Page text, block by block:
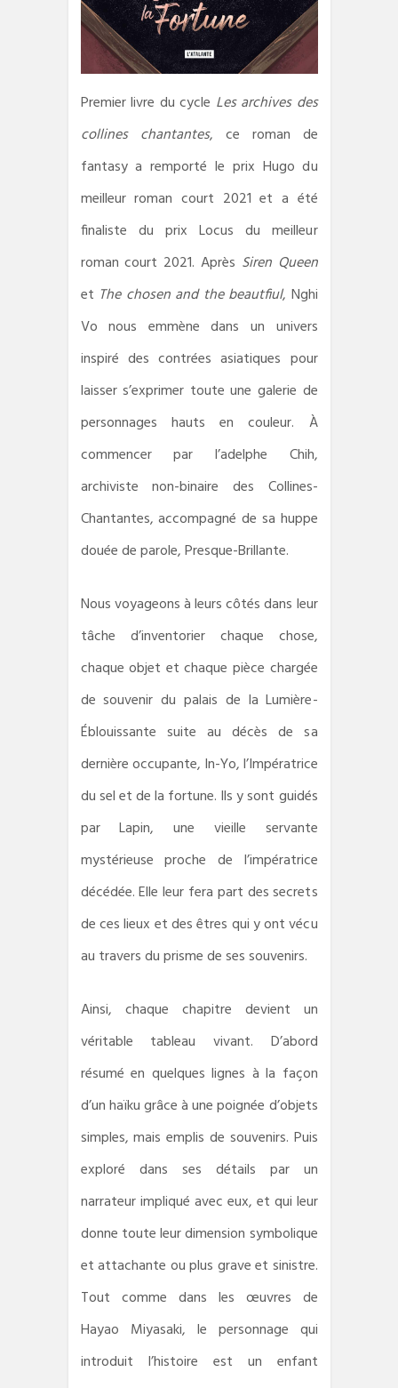
Premier livre du cycle Les archives des
collines chantantes, ce roman de
fantasy a remporté le prix Hugo du
meilleur roman court 2021 et a été
finaliste du prix Locus du meilleur
roman court 2021. Après Siren Queen
et The chosen and the beautfiul, Nghi
Vo nous emmène dans un univers
inspiré des contrées asiatiques pour
laisser s’exprimer toute une galerie de
personnages hauts en couleur. À
commencer par l’adelphe Chih,
archiviste non-binaire des Collines-
Chantantes, accompagné de sa huppe
douée de parole, Presque-Brillante.
Nous voyageons à leurs côtés dans leur
tâche d’inventorier chaque chose,
chaque objet et chaque pièce chargée
de souvenir du palais de la Lumière-
Éblouissante suite au décès de sa
dernière occupante, In-Yo, l’Impératrice
du sel et de la fortune. Ils y sont guidés
par Lapin, une vieille servante
mystérieuse proche de l’impératrice
décédée. Elle leur fera part des secrets
de ces lieux et des êtres qui y ont vécu
au travers du prisme de ses souvenirs.
Ainsi, chaque chapitre devient un
véritable tableau vivant. D’abord
résumé en quelques lignes à la façon
d’un haïku grâce à une poignée d’objets
simples, mais emplis de souvenirs. Puis
exploré dans ses détails par un
narrateur impliqué avec eux, et qui leur
donne toute leur dimension symbolique
et attachante ou plus grave et sinistre.
Tout comme dans les œuvres de
Hayao Miyasaki, le personnage qui
introduit l’histoire est un enfant